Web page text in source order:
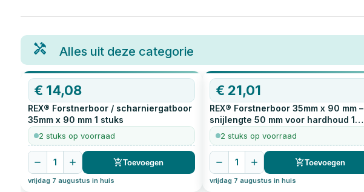
Alles uit deze categorie
€ 14,08
REX® Forstnerboor / scharniergatboor
35mm x 90 mm 1 stuks
2 stuks op voorraad
1 Toevoegen
vrijdag 7 augustus in huis
€ 21,01
REX® Forstnerboor 35mm x 90 mm –
snijlengte 50 mm voor hardhoud 1
stuks2 stuks op voorraad
1 Toevoegen
vrijdag 7 augustus in huis